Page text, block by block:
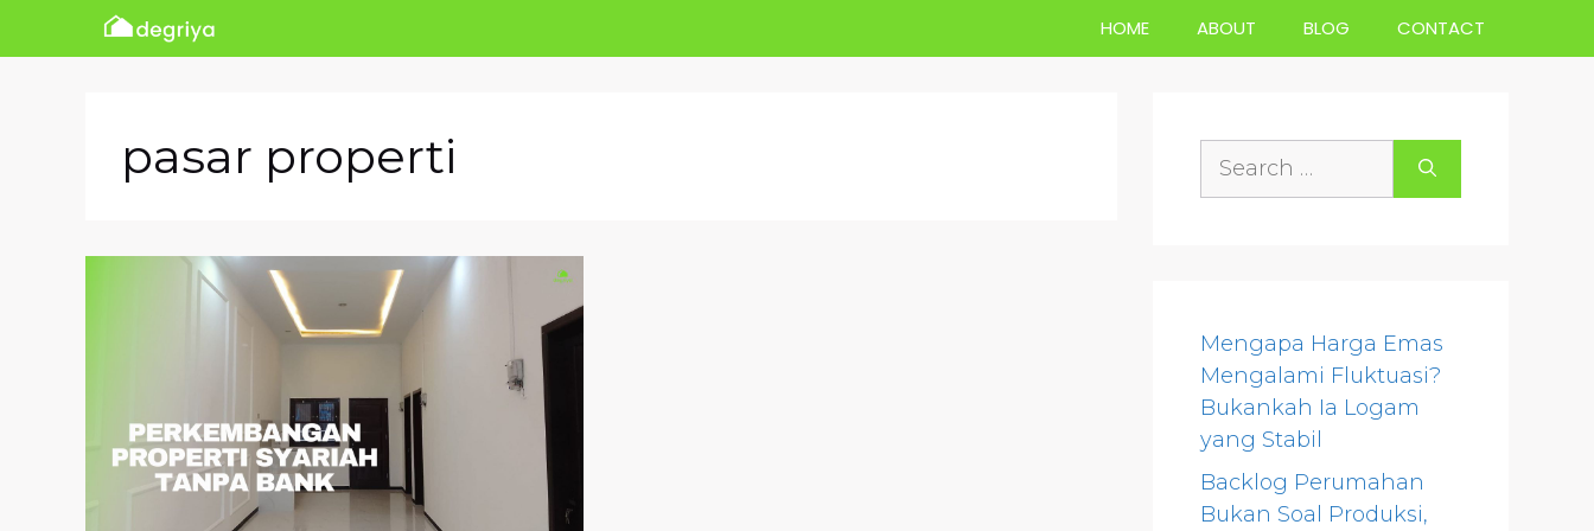
HOME ABOUT BLOG CONTACT
pasar properti
Search
Mengapa Harga Emas
Mengalami Fluktuasi?
Bukankah Ia Logam
yang Stabil
Backlog Perumahan
Bukan Soal Produksi,